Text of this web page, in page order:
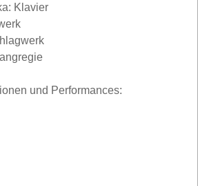
Klavier
und Performances: